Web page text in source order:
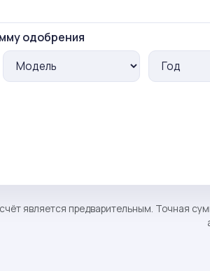
одобрения
является предварительным. Точная